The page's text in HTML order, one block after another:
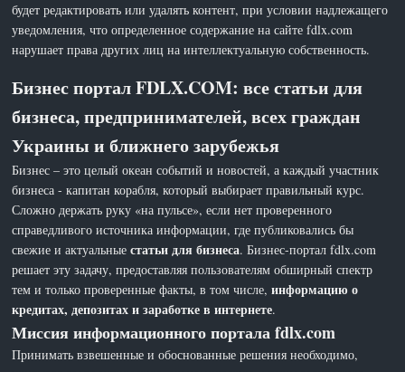
будет редактировать или удалять контент, при условии надлежащего
уведомления, что определенное содержание на сайте fdlx.com
нарушает права других лиц на интеллектуальную собственность.
Бизнес портал FDLX.COM: все статьи для
бизнеса, предпринимателей, всех граждан
Украины и ближнего зарубежья
Бизнес – это целый океан событий и новостей, а каждый участник
бизнеса - капитан корабля, который выбирает правильный курс.
Сложно держать руку «на пульсе», если нет проверенного
справедливого источника информации, где публиковались бы
свежие и актуальныестатьи для бизнеса. Бизнес-портал fdlx.com
решает эту задачу, предоставляя пользователям обширный спектр
тем и только проверенные факты, в том числе,информацию о
кредитах, депозитах и заработке в интернете.
Миссия информационного портала fdlx.com
Принимать взвешенные и обоснованные решения необходимо,